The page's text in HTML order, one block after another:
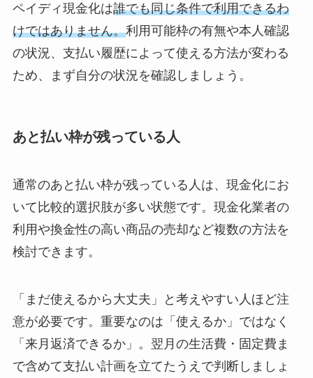
ペイディ現金化は誰でも同じ条件で利用できるわ
けではありません。利用可能枠の有無や本人確認
の状況、支払い履歴によって使える方法が変わる
ため、まず自分の状況を確認しましょう。
あと払い枠が残っている人
通常のあと払い枠が残っている人は、現金化にお
いて比較的選択肢が多い状態です。現金化業者の
利用や換金性の高い商品の売却など複数の方法を
検討できます。
「まだ使えるから大丈夫」と考えやすい人ほど注
意が必要です。重要なのは「使えるか」ではなく
「来月返済できるか」。翌月の生活費・固定費ま
で含めて支払い計画を立てたうえで判断しましょ